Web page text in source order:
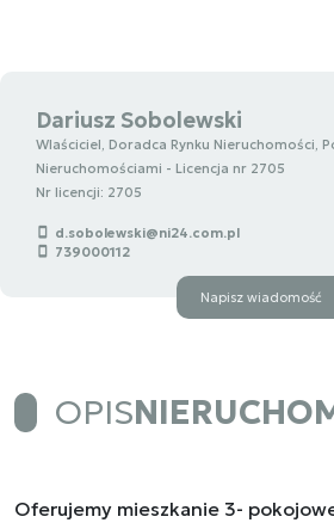
Dariusz Sobolewski
Wlaściciel, Doradca Rynku Nieruchomości,
Nieruchomościami - Licencja nr 2705
Nr licencji: 2705
d.sobolewski@ni24.com.pl
739000112
Napisz wiadomość
OPIS
Oferujemy mieszkanie 3-